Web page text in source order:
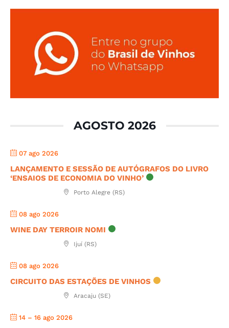
AGOSTO 2026
07 ago 2026
LANÇAMENTO E SESSÃO DE AUTÓGRAFOS DO LIVRO
‘ENSAIOS DE ECONOMIA DO VINHO’
Porto Alegre (RS)
08 ago 2026
WINE DAY TERROIR NOMI
Ijuí (RS)
08 ago 2026
CIRCUITO DAS ESTAÇÕES DE VINHOS
Aracaju (SE)
14 – 16 ago 2026